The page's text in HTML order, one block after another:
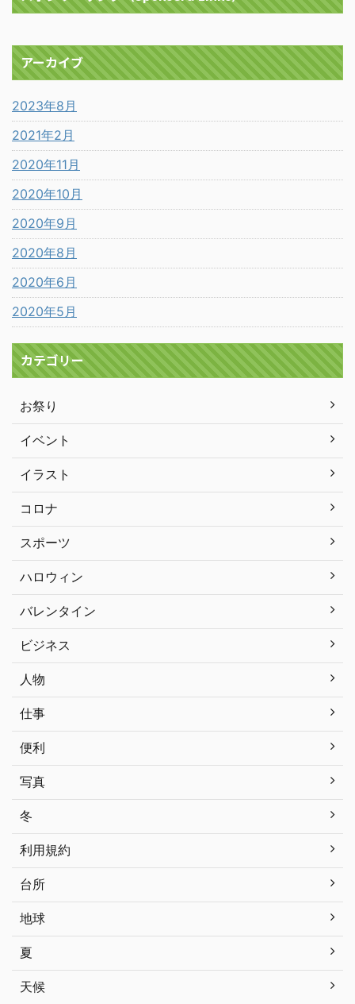
アーカイブ
2023年8月
2021年2月
2020年11月
2020年10月
2020年9月
2020年8月
2020年6月
2020年5月
カテゴリー
お祭り
イベント
イラスト
コロナ
スポーツ
ハロウィン
バレンタイン
ビジネス
人物
仕事
便利
写真
冬
利用規約
台所
地球
夏
天候